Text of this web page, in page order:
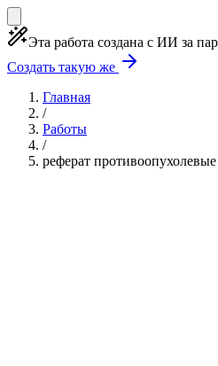
Эта работа создана с ИИ за
Создать такую же
Главная
/
Работы
/
реферат